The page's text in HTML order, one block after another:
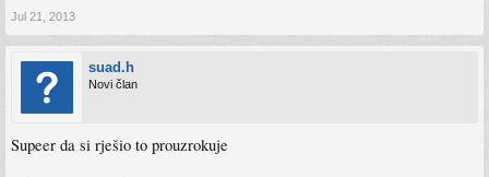
Jul 21, 2013
suad.h
Novi član
Supeer da si rješio to prouzrokuje